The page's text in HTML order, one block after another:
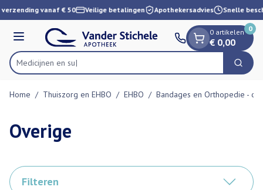
Ga naar de inhoud
1 van 1vanaf € 50 Veilige betalingen Apothekersadvies Snelle
Menu
Product, merk, categorie... Zoek
0 artikelen
€ 0,00
0
Home / Thuiszorg en EHBO / EHBO / Bandages en Orthopedie -
Overige
Filteren